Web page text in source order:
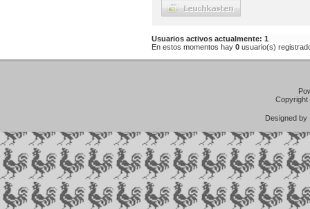
Usuarios activos actualmente: 1
En estos momentos hay 0 usuario(s)
Designed